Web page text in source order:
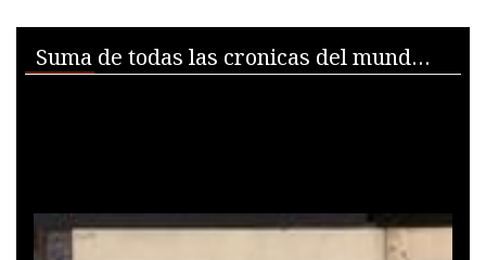
Media Viewer Suma de todas las cronicas del mundo : llamado en latin Suplementu[m] Cronicar[um] / [de fray diego de bergamo dela horden de los heremitanos ; traduzido... por Narcis Viñoles]